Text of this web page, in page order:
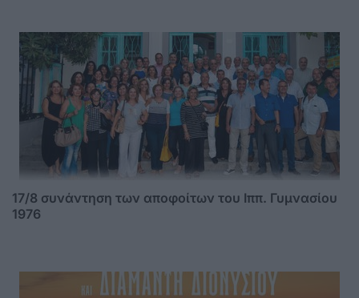
17/8 συνάντηση των αποφοίτων του Ιππ. Γυμνασίου
1976